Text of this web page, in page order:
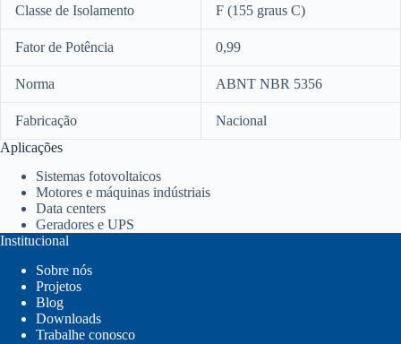
Classe de Isolamento F (155 graus C)
Fator de Potência 0,99
Norma ABNT NBR 5356
Fabricação
Nacional
Aplicações
Sistemas fotovoltaicos
Motores e máquinas indústriais
Data centers
Geradores e UPS
Institucional
Sobre nós
Projetos
Blog
Downloads
Trabalhe conosco